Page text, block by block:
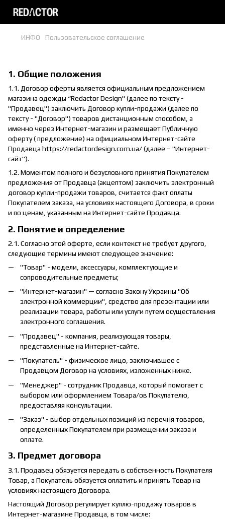
ИНФО Пользовательское соглашение
1. Общие положения
1.1. Договор оферты является официальным предложением
магазина одежды “Redactor Design" (далее по тексту -
"Продавец") заключить Договор купли-продажи (далее по
тексту - "Договор") товаров дистанционным способом, а
именно через Интернет-магазин и размещает Публичную
оферту ( предложение) на официальном Интернет-сайте
Продавца https://redactordesign.com.ua/ (далее – "Интернет-
сайт").
1.2. Моментом полного и безусловного принятия Покупателем
предложения от Продавца (акцептом) заключить электронный
договор купли-продажи товаров, считается факт оплаты
Покупателем заказа, на условиях настоящего Договора, в сроки
и по ценам, указанным на Интернет-сайте Продавца.
2. Понятие и определение
2.1. Согласно этой оферте, если контекст не требует другого,
следующие термины имеют следующее значение:
"Товар" - модели, аксессуары, комплектующие и
сопроводительные предметы;
"Интернет-магазин" — согласно Закону Украины "Об
электронной коммерции", средство для презентации или
реализации товара, работы или услуги путем осуществления
электронного соглашения.
"Продавец" - компания, реализующая товары,
представленные на Интернет-сайте.
"Покупатель" - физическое лицо, заключившее с
Продавцом Договор на условиях, изложенных ниже.
"Менеджер" - сотрудник Продавца, который помогает с
выбором или оформлением Товара/ов Покупателю,
предоставляя консультации.
"Заказ" - выбор отдельных позиций из перечня товаров,
определенных Покупателем при размещении заказа и
оплате.
3. Предмет договора
3.1. Продавец обязуется передать в собственность Покупателя
Товар, а Покупатель обязуется оплатить и принять Товар на
условиях настоящего Договора.
Настоящий Договор регулирует куплю-продажу товаров в
Интернет-магазине Продавца, в том числе: